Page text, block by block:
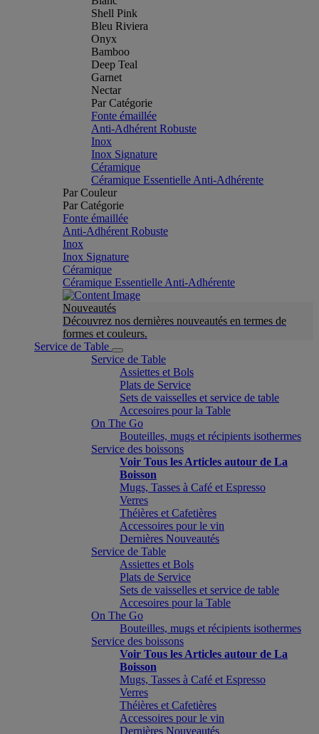
Shell Pink
Bleu Riviera
Onyx
Bamboo
Deep Teal
Garnet
Nectar
Par Catégorie
Fonte émaillée
Anti-Adhérent Robuste
Inox
Inox Signature
Céramique
Céramique Essentielle Anti-Adhérente
Par Couleur
Par Catégorie
Fonte émaillée
Anti-Adhérent Robuste
Inox
Inox Signature
Céramique
Céramique Essentielle Anti-Adhérente
Nouveautés
Découvrez nos dernières nouveautés en termes de
formes et couleurs.
Service de Table
Service de Table
Assiettes et Bols
Plats de Service
Sets de vaisselles et service de table
Accesoires pour la Table
On The Go
Bouteilles, mugs et récipients isothermes
Service des boissons
Voir Tous les Articles autour de La
Boisson
Mugs, Tasses à Café et Espresso
Verres
Théières et Cafetières
Accessoires pour le vin
Dernières Nouveautés
Service de Table
Assiettes et Bols
Plats de Service
Sets de vaisselles et service de table
Accesoires pour la Table
On The Go
Bouteilles, mugs et récipients isothermes
Service des boissons
Voir Tous les Articles autour de La
Boisson
Mugs, Tasses à Café et Espresso
Verres
Théières et Cafetières
Accessoires pour le vin
Dernières Nouveautés